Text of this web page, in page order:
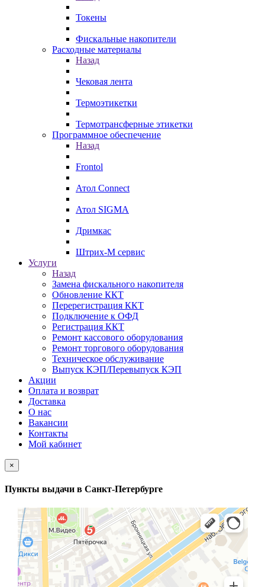
Токены
Фискальные накопители
Расходные материалы
Назад
Чековая лента
Термоэтикетки
Термотрансферные этикетки
Программное обеспечение
Назад
Frontol
Атол Connect
Атол SIGMA
Дримкас
Штрих-М сервис
Услуги
Назад
Замена фискального накопителя
Обновление ККТ
Перерегистрация ККТ
Подключение к ОФД
Регистрация ККТ
Ремонт кассового оборудования
Ремонт торгового оборудования
Техническое обслуживание
Выпуск КЭП/Перевыпуск КЭП
Акции
Оплата и возврат
Доставка
О нас
Вакансии
Контакты
Мой кабинет
×
Пункты выдачи в Санкт-Петербурге